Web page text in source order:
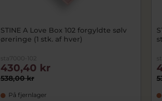
STINE A Love Box 102 forgyldte sølv
øreringe (1 stk. af hver)
sta7000-102
538,00 kr
430,40 kr
På fjernlager